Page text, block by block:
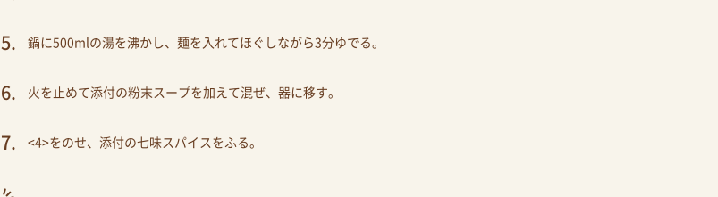
鍋に500mlの湯を沸かし、麺を入れてほぐしながら3分ゆでる。
火を止めて添付の粉末スープを加えて混ぜ、器に移す。
<4>をのせ、添付の七味スパイスをふる。